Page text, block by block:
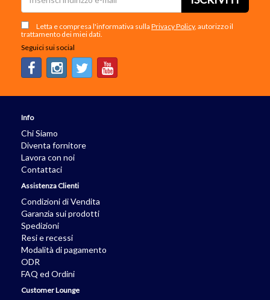
Letta e compresa l'informativa sulla Privacy Policy, autorizzo il
trattamento dei miei dati.
Seguici sui social
Info
Chi Siamo
Diventa fornitore
Lavora con noi
Contattaci
Assistenza Clienti
Condizioni di Vendita
Garanzia sui prodotti
Spedizioni
Resi e recessi
Modalità di pagamento
ODR
FAQ ed Ordini
Customer Lounge